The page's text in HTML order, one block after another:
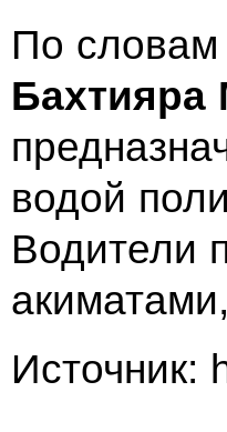
По словам
водой
Водители
Источник: